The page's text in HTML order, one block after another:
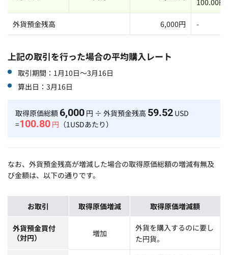
100.00円
外貨預金残高 6,000円 -
上記の取引を行った場合の平均購入レート
取引期間：1月10日～3月16日
算出日：3月16日
取得原価総額 6,000 円 ÷ 外貨預金残高 59.52 USD
=100.80 円 （1USDあたり）
なお、外貨預金残高が増減した場合の取得原価総額の増減有無及
び金額は、以下の通りです。
お取引 取得原価増減 取得原価増減額
外貨預金買付
（対円）
増加
外貨を購入するのに要し
た円貨。